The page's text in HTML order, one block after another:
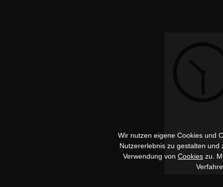
Wir nutzen eigene Cookies und
Nutzererlebnis zu gestalten
Verwendung von Cookies zu.